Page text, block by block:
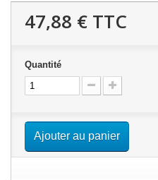
47,88 € TTC
Quantité
Ajouter au panier